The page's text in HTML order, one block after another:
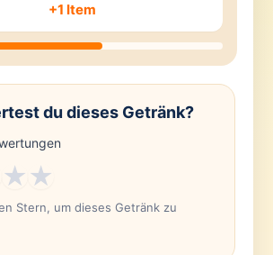
+1 Item
du dieses Getränk?
★★
Stern, um dieses Getränk zu